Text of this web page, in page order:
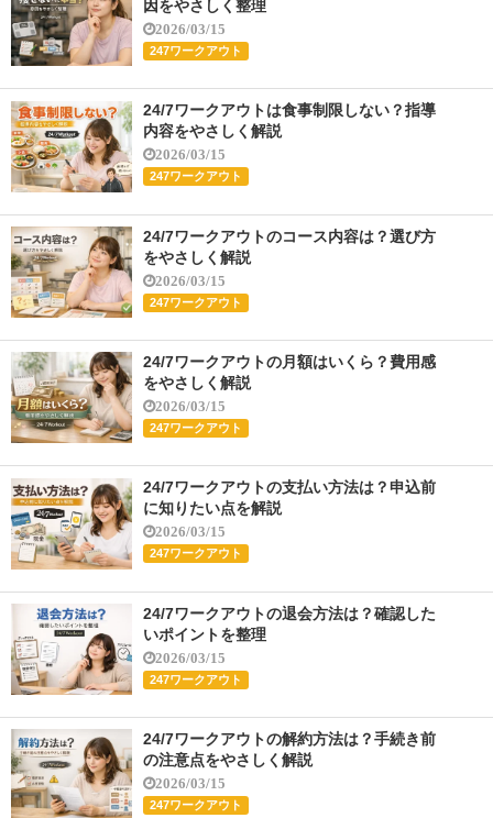
因をやさしく整理
2026/03/15
247ワークアウト
24/7ワークアウトは食事制限しない？指導
内容をやさしく解説
2026/03/15
247ワークアウト
24/7ワークアウトのコース内容は？選び方
をやさしく解説
2026/03/15
247ワークアウト
24/7ワークアウトの月額はいくら？費用感
をやさしく解説
2026/03/15
247ワークアウト
24/7ワークアウトの支払い方法は？申込前
に知りたい点を解説
2026/03/15
247ワークアウト
24/7ワークアウトの退会方法は？確認した
いポイントを整理
2026/03/15
247ワークアウト
24/7ワークアウトの解約方法は？手続き前
の注意点をやさしく解説
2026/03/15
247ワークアウト